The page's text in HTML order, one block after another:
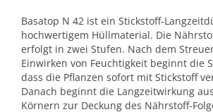
Basatop N 42 ist ein Stickstoff-
hochwertigem Hüllmaterial. Die
erfolgt in zwei Stufen. Nach dem
Einwirken von Feuchtigkeit beginnt die
dass die Pflanzen sofort mit Stickstoff
Danach beginnt die Langzeitwirkung
Körnern zur Deckung des Nährstoff-